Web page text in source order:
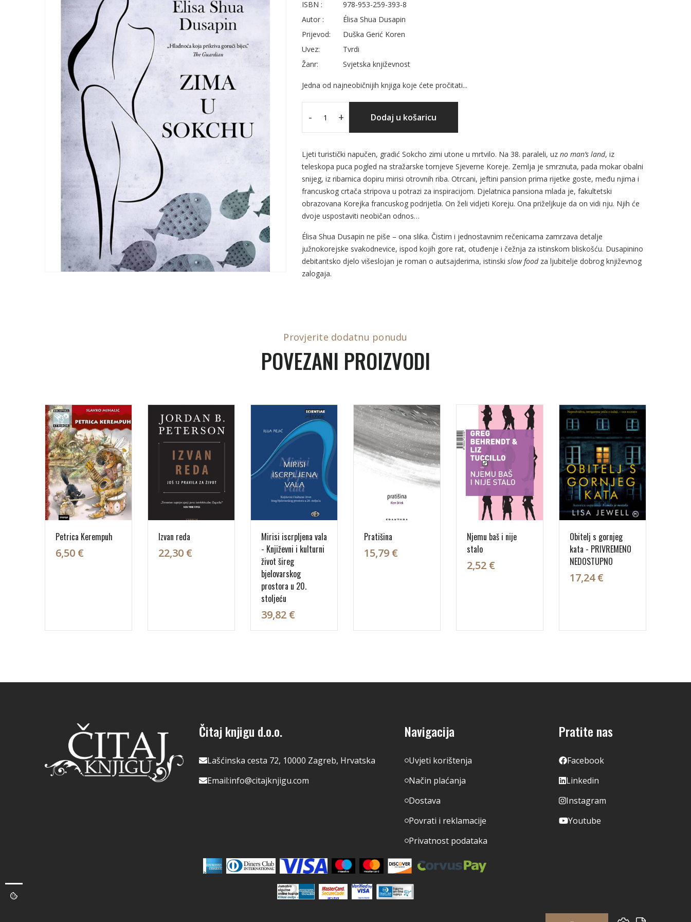
ISBN :
978-953-259-393-8
Autor :
Élisa Shua Dusapin
Prijevod:
Duška Gerić Koren
Uvez:
Tvrdi
Žanr:
Svjetska književnost
Jedna od najneobičnijih knjiga koje ćete pročitati...
- + Dodaj u košaricu
Ljeti turistički napučen, gradić Sokcho zimi utone u mrtvilo. Na 38. paraleli, uz no man’s land, iz
teleskopa puca pogled na stražarske tornjeve Sjeverne Koreje. Zemlja je smrznuta, pada mokar obalni
snijeg, iz ribarnica dopiru mirisi otrovnih riba. Otrcani, jeftini pansion prima rijetke goste, među njima i
francuskog crtača stripova u potrazi za inspiracijom. Djelatnica pansiona mlada je, fakultetski
obrazovana Korejka francuskog podrijetla. On želi vidjeti Koreju. Ona priželjkuje da on vidi nju. Njih će
dvoje uspostaviti neobičan odnos…
Élisa Shua Dusapin ne piše – ona slika. Čistim i jednostavnim rečenicama zamrzava detalje
južnokorejske svakodnevice, ispod kojih gore rat, otuđenje i čežnja za istinskom bliskošću. Dusapinino
debitantsko djelo višeslojan je roman o autsajderima, istinski slow foodza ljubitelje dobrog književnog
zalogaja.
Provjerite dodatnu ponudu
POVEZANI PROIZVODI
Petrica Kerempuh
6,50 €
Izvan reda
22,30 €
Mirisi iscrpljena vala
- Književni i kulturni
život šireg
bjelovarskog
prostora u 20.
stoljeću
39,82 €
Pratišina
15,79 €
Njemu baš i nije
stalo
2,52 €
Obitelj s gornjeg
kata - PRIVREMENO
NEDOSTUPNO
17,24 €
Čitaj knjigu d.o.o.
Lašćinska cesta 72, 10000 Zagreb, Hrvatska
Email:info@citajknjigu.com
Navigacija
Uvjeti korištenja
Način plaćanja
Dostava
Povrati i reklamacije
Privatnost podataka
Pratite nas
Facebook
Linkedin
Instagram
Youtube